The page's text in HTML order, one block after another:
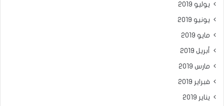
يوليو 2019
يونيو 2019
مايو 2019
أبريل 2019
مارس 2019
فبراير 2019
يناير 2019